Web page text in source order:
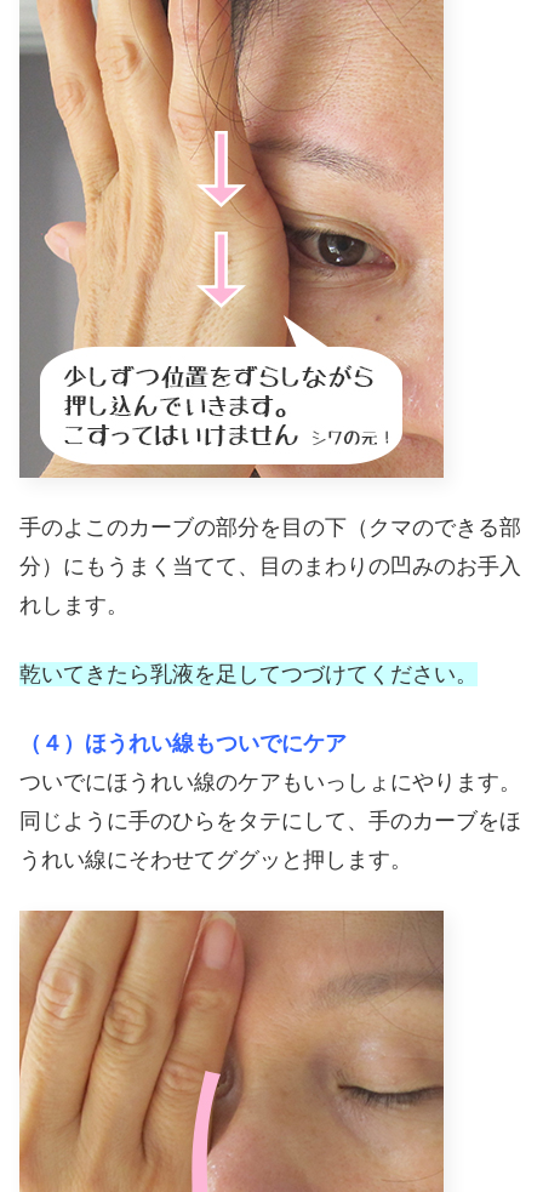
手のよこのカーブの部分を目の下（クマのできる部
分）にもうまく当てて、目のまわりの凹みのお手入
れします。
乾いてきたら乳液を足してつづけてください。
（４）ほうれい線もついでにケア
ついでにほうれい線のケアもいっしょにやります。
同じように手のひらをタテにして、手のカーブをほ
うれい線にそわせてググッと押します。